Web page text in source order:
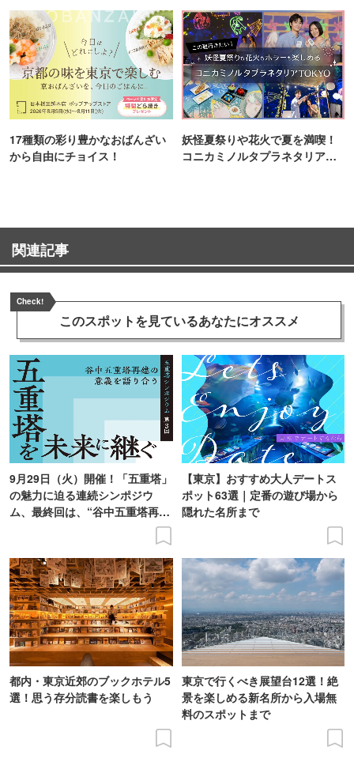
17種類の彩り豊かなおばんざい
から自由にチョイス！
妖怪夏祭りや花火で夏を満喫！
コニカミノルタプラネタリア
関連記事
Check!
このスポットを見ているあなたにオススメ
9月29日（火）開催！「五重塔」
の魅力に迫る連続シンポジウ
ム、最終回は、“谷中五重塔再建
【東京】おすすめ大人デートス
ポット63選｜定番の遊び場から
隠れた名所まで
都内・東京近郊のブックホテル5
選！思う存分読書を楽しもう
東京で行くべき展望台12選！絶
景を楽しめる新名所から入場無
料のスポットまで